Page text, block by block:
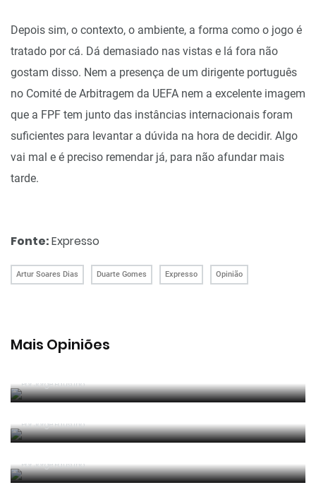
Depois sim, o contexto, o ambiente, a forma como o jogo é
tratado por cá. Dá demasiado nas vistas e lá fora não
gostam disso. Nem a presença de um dirigente português
no Comité de Arbitragem da UEFA nem a excelente imagem
que a FPF tem junto das instâncias internacionais foram
suficientes para levantar a dúvida na hora de decidir. Algo
vai mal e é preciso remendar já, para não afundar mais
tarde.
Fonte:Expresso
Artur Soares Dias Duarte Gomes Expresso Opinião
Mais Opiniões
PorJorge Faustino
PorJorge Faustino
PorJorge Faustino